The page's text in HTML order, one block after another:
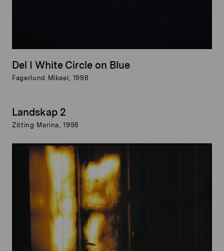
Del I White Circle on Blue
Fagerlund Mikael, 1998
Landskap 2
Zitting Marina, 1998